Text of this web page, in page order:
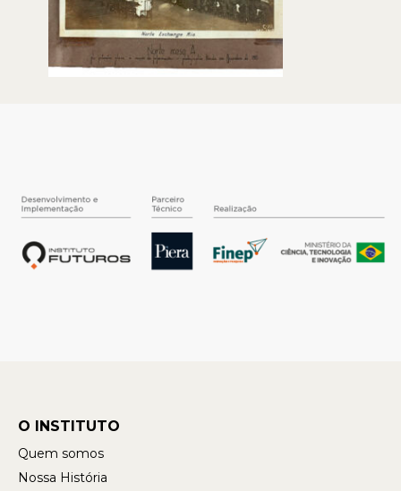
O INSTITUTO
Quem somos
Nossa História